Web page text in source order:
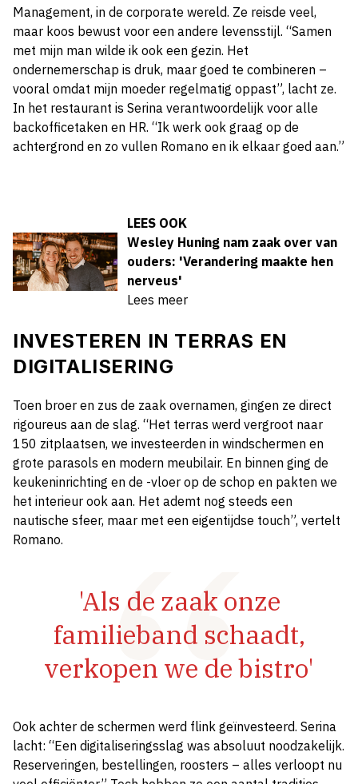
Management, in de corporate wereld. Ze reisde veel,
maar koos bewust voor een andere levensstijl. “Samen
met mijn man wilde ik ook een gezin. Het
ondernemerschap is druk, maar goed te combineren –
vooral omdat mijn moeder regelmatig oppast”, lacht ze.
In het restaurant is Serina verantwoordelijk voor alle
backofficetaken en HR. “Ik werk ook graag op de
achtergrond en zo vullen Romano en ik elkaar goed aan.”
LEES OOK
Wesley Huning nam zaak over van
ouders: 'Verandering maakte hen
nerveus'
Lees meer
INVESTEREN IN TERRAS EN
DIGITALISERING
Toen broer en zus de zaak overnamen, gingen ze direct
rigoureus aan de slag. “Het terras werd vergroot naar
150 zitplaatsen, we investeerden in windschermen en
grote parasols en modern meubilair. En binnen ging de
keukeninrichting en de -vloer op de schop en pakten we
het interieur ook aan. Het ademt nog steeds een
nautische sfeer, maar met een eigentijdse touch”, vertelt
Romano.
'Als de zaak onze
familieband schaadt,
verkopen we de bistro'
Ook achter de schermen werd flink geïnvesteerd. Serina
lacht: “Een digitaliseringsslag was absoluut noodzakelijk.
Reserveringen, bestellingen, roosters – alles verloopt nu